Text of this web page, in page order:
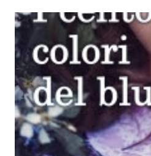
cui si gioca a mini-baseball mia
delle amicizie, così mi obbligò a
Pirati di Orlando. Mi feci degli
bambini dell'asilo. Non fu un
era inserirmi fra i coetanei. Fu
statura sovrastavo tutti gli altri
un pelo non entrai nella